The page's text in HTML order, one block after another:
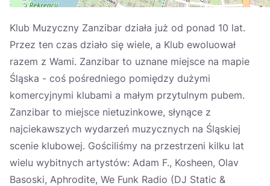
Klub Muzyczny Zanzibar działa już od ponad 10 lat.
Przez ten czas działo się wiele, a Klub ewoluował
razem z Wami. Zanzibar to uznane miejsce na mapie
Śląska - coś pośredniego pomiędzy dużymi
komercyjnymi klubami a małym przytulnym pubem.
Zanzibar to miejsce nietuzinkowe, słynące z
najciekawszych wydarzeń muzycznych na Śląskiej
scenie klubowej. Gościliśmy na przestrzeni kilku lat
wielu wybitnych artystów: Adam F., Kosheen, Olav
Basoski, Aphrodite, We Funk Radio (DJ Static &